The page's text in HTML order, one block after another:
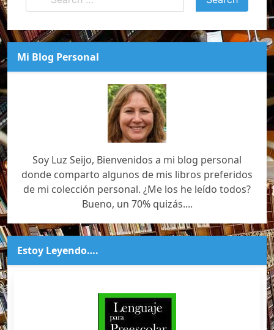
Mi Blog Personal
Soy Luz Seijo, Bienvenidos a mi blog personal
donde comparto algunos de mis libros preferidos
de mi colección personal. ¿Me los he leído todos?
Bueno, un 70% quizás....
Estoy Leyendo….